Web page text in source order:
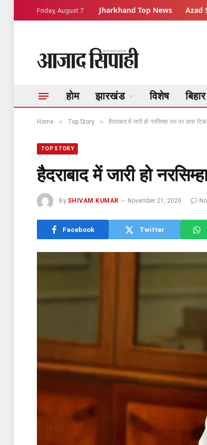
Friday, August 7 Jharkhand Top News Azad
होम झारखंड विशेष बिहार
Home » Top Story » हैदराबाद में जारी हो नरसिम्हा राव पर डाक
TOP STORY
हैदराबाद में जारी हो
By SHIVAM KUMAR November 21, 2020
Facebook Twitter